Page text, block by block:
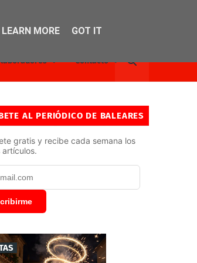
Contacto
AL PERIÓDICO DE BALEARES
gratis y recibe cada semana los
artículos.
LEARN MORE GOT IT